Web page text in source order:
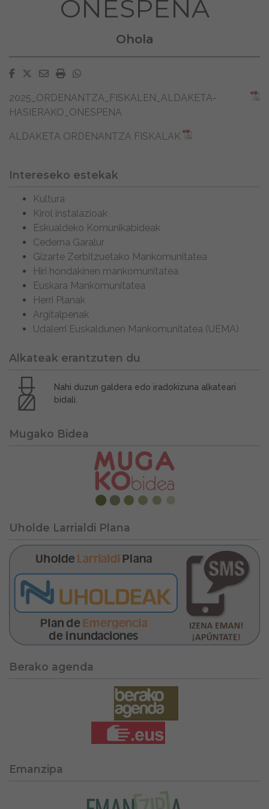
ONESPENA
Ohola
Facebook
Twitter
EmailImprimirWhatsapp
2025_ORDENANTZA_FISKALEN_ALDAKETA-
HASIERAKO_ONESPENA
ALDAKETA ORDENANTZA FISKALAK
Intereseko estekak
Kultura
Kirol instalazioak
Eskualdeko Komunikabideak
Cederna Garalur
Gizarte Zerbitzuetako Mankomunitatea
Hiri hondakinen mankomunitatea
Euskara Mankomunitatea
Herri Planak
Argitalpenak
Udalerri Euskaldunen Mankomunitatea (UEMA)
Alkateak erantzuten du
Nahi duzun galdera edo iradokizuna alkateari
bidali.
Mugako Bidea
Uholde Larrialdi Plana
Berako agenda
Emanzipa